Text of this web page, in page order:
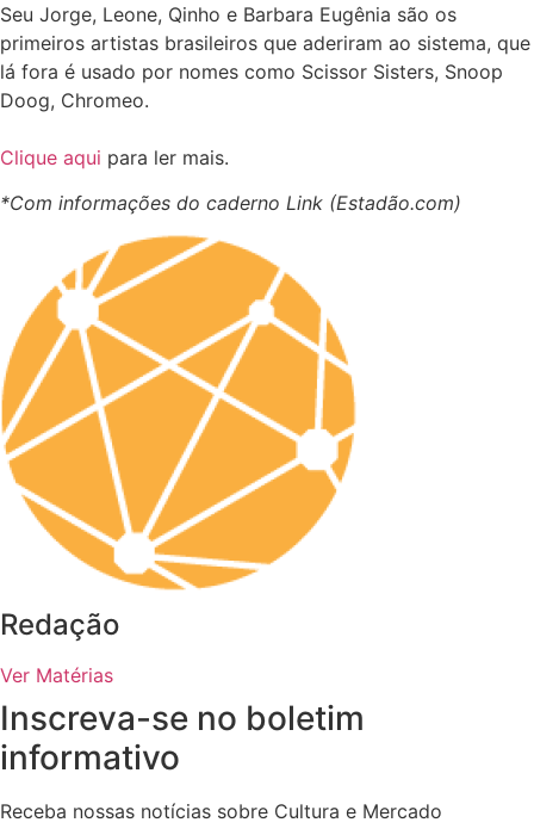
Seu Jorge, Leone, Qinho e Barbara Eugênia são os
primeiros artistas brasileiros que aderiram ao sistema, que
lá fora é usado por nomes como Scissor Sisters, Snoop
Doog, Chromeo.
Clique aqui para ler mais.
*Com informações do caderno Link (Estadão.com)
Redação
Ver Matérias
Inscreva-se no boletim
informativo
Receba nossas notícias sobre Cultura e Mercado